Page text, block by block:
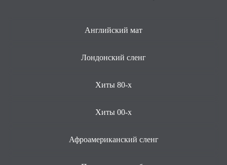
Английский мат
Лондонский сленг
Хиты 80-х
Хиты 00-х
Афроамериканский сленг